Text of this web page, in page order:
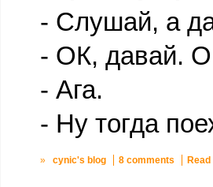
- Слушай, а
- ОК, давай.
- Ага.
- Ну тогда
» cynic's blog 8 comments